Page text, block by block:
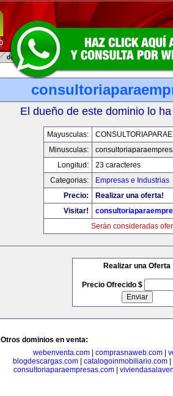
El dueño de este dominio lo
Mayusculas:
Minusculas:
Longitud:
23 caracteres
Categorias:
Empresas e Industrias
Precio:
Realizar una oferta!
Visitar!
Serán consideradas
Realizar una Oferta
Precio Ofrecido $
Otros dominios en venta:
webenventa.com
comprasnaweb.com
blogdescargas.com| catalogoinmobiliario.com|
consultoriaparaempresas.com|